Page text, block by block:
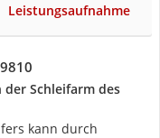
Leistungsaufnahme
Schleifarm des
kann durch